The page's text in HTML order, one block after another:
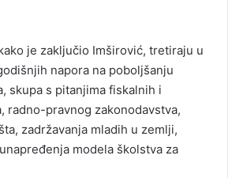
je zaključio Imširović, tretiraju u
napora na poboljšanju
skupa s pitanjima fiskalnih i
radno-pravnog zakonodavstva,
zadržavanja mladih u zemlji,
modela školstva za